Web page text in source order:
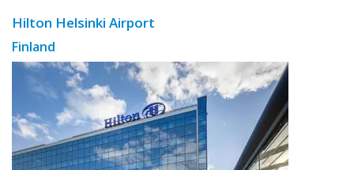
Hilton Helsinki Airport
Finland